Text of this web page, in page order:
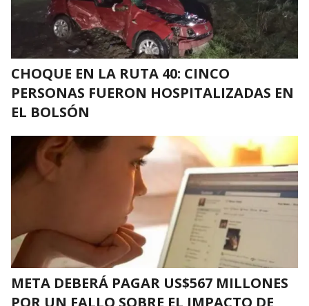
CHOQUE EN LA RUTA 40: CINCO
PERSONAS FUERON HOSPITALIZADAS EN
EL BOLSÓN
META DEBERÁ PAGAR US$567 MILLONES
POR UN FALLO SOBRE EL IMPACTO DE